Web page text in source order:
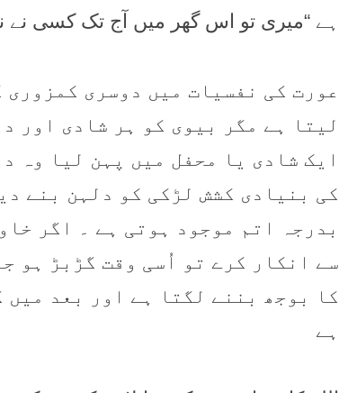
ہے “میری تو اس گھر میں آج تک کسی نے
عورت کی نفسیات میں دوسری
ليتا ہے مگر بيوی کو ہر شادی اور
ایک شادی يا محفل میں پہن ليا وہ
کی بنيادی کشش لڑکی کو دلہن بنے
بدرجہ اتم موجود ہوتی ہے ۔ اگر
سے انکار کرے تو اُسی وقت گڑبڑ ہو
کا بوجھ بننے لگتا ہے اور بعد
ہے